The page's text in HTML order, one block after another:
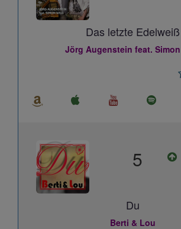
Das letzte Edelweiß
Jörg Augenstein feat.
5
Du
Berti & Lou